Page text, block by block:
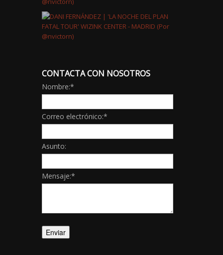
CONTACTA CON NOSOTROS
Nombre:*
Correo electrónico:*
Asunto:
Mensaje:*